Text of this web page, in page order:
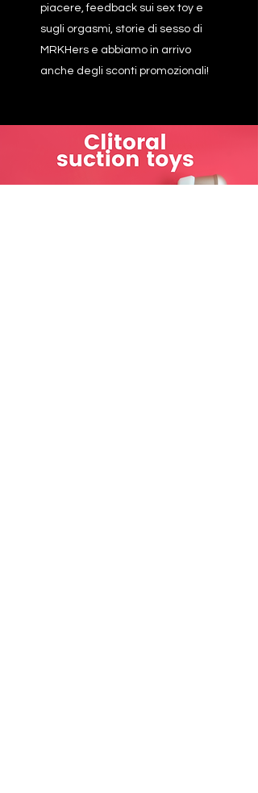
piacere, feedback sui sex toy e
sugli orgasmi, storie di sesso di
MRKHers e abbiamo in arrivo
anche degli sconti promozionali!